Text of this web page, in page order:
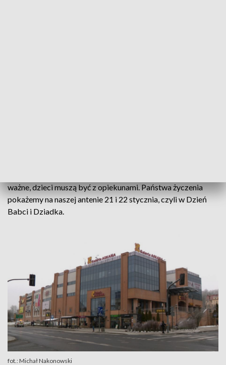
ważne, dzieci muszą być z opiekunami. Państwa życzenia
pokażemy na naszej antenie 21 i 22 stycznia, czyli w Dzień
Babci i Dziadka.
fot.: Michał Nakonowski